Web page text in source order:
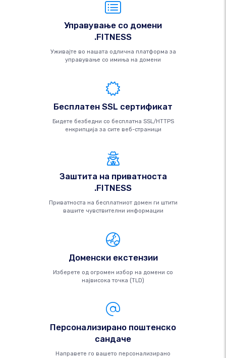
Управување со домени
.FITNESS
Уживајте во нашата одлична платформа за
управување со имиња на домени
Бесплатен SSL сертификат
Бидете безбедни со бесплатна SSL/HTTPS
енкрипција за сите веб-страници
Заштита на приватноста
.FITNESS
Приватноста на бесплатниот домен ги штити
вашите чувствителни информации
Доменски екстензии
Изберете од огромен избор на домени со
највисока точка (TLD)
Персонализирано поштенско
сандаче
Направете го вашето персонализирано